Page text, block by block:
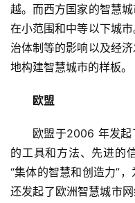
越。而西方国家的智慧
在小范围和中等以下城
治体制等的影响以及经
地构建智慧城市的样板。
欧盟
欧盟于2006 年发
的工具和方法、先进的
“集体的智慧和创造力”
还发起了欧洲智慧城市